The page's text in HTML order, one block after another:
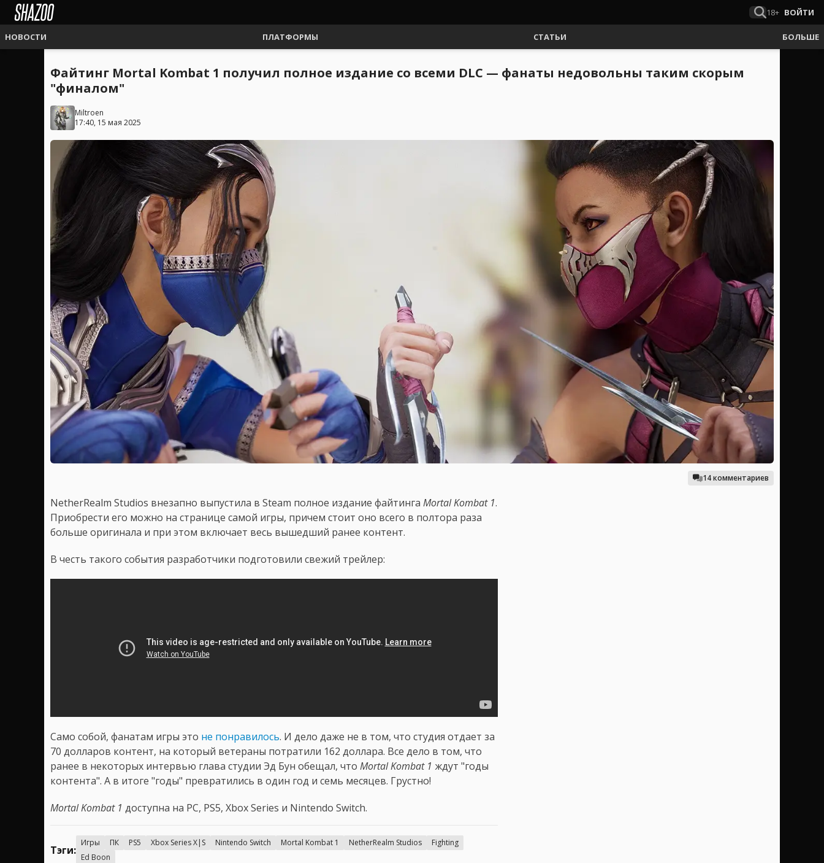
18+ ВОЙТИ
НОВОСТИ ПЛАТФОРМЫ СТАТЬИ БОЛЬШЕ
Файтинг Mortal Kombat 1 получил полное издание со всеми DLC — фанаты недовольны таким скорым
"финалом"
Miltroen
17:40, 15 мая 2025
14 комментариев
NetherRealm Studios внезапно выпустила в Steam полное издание файтинга Mortal Kombat 1.
Приобрести его можно на странице самой игры, причем стоит оно всего в полтора раза
больше оригинала и при этом включает весь вышедший ранее контент.
В честь такого события разработчики подготовили свежий трейлер:
Само собой, фанатам игры это не понравилось. И дело даже не в том, что студия отдает за
70 долларов контент, на который ветераны потратили 162 доллара. Все дело в том, что
ранее в некоторых интервью глава студии Эд Бун обещал, что Mortal Kombat 1 ждут "годы
контента". А в итоге "годы" превратились в один год и семь месяцев. Грустно!
Mortal Kombat 1 доступна на PC, PS5, Xbox Series и Nintendo Switch.
Тэги:
Игры ПК PS5 Xbox Series X|S Nintendo Switch Mortal Kombat 1 NetherRealm Studios
Fighting
Ed Boon